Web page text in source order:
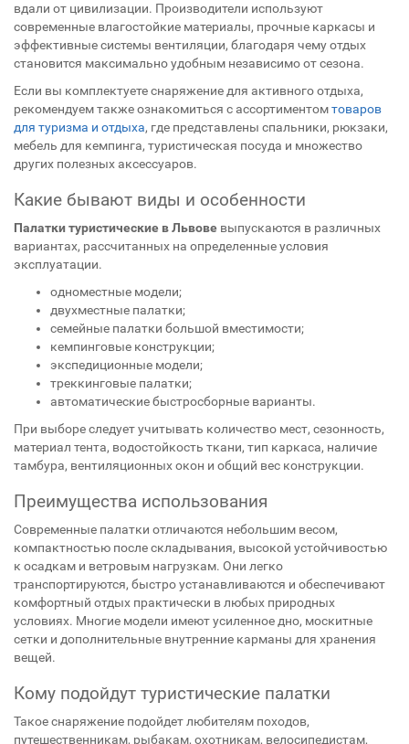
вдали от цивилизации. Производители используют
современные влагостойкие материалы, прочные каркасы и
эффективные системы вентиляции, благодаря чему отдых
становится максимально удобным независимо от сезона.
Если вы комплектуете снаряжение для активного отдыха,
рекомендуем также ознакомиться с ассортиментомтоваров
для туризма и отдыха, где представлены спальники, рюкзаки,
мебель для кемпинга, туристическая посуда и множество
других полезных аксессуаров.
Какие бывают виды и особенности
Палатки туристические в Львове выпускаются в различных
вариантах, рассчитанных на определенные условия
эксплуатации.
одноместные модели;
двухместные палатки;
семейные палатки большой вместимости;
кемпинговые конструкции;
экспедиционные модели;
треккинговые палатки;
автоматические быстросборные варианты.
При выборе следует учитывать количество мест, сезонность,
материал тента, водостойкость ткани, тип каркаса, наличие
тамбура, вентиляционных окон и общий вес конструкции.
Преимущества использования
Современные палатки отличаются небольшим весом,
компактностью после складывания, высокой устойчивостью
к осадкам и ветровым нагрузкам. Они легко
транспортируются, быстро устанавливаются и обеспечивают
комфортный отдых практически в любых природных
условиях. Многие модели имеют усиленное дно, москитные
сетки и дополнительные внутренние карманы для хранения
вещей.
Кому подойдут туристические палатки
Такое снаряжение подойдет любителям походов,
путешественникам, рыбакам, охотникам, велосипедистам,